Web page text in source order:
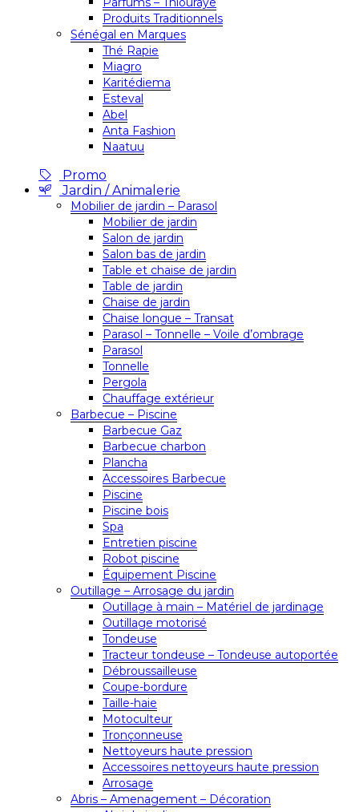
Produits Traditionnels
Sénégal en Marques
Thé Rapie
Miagro
Karitédiema
Esteval
Abel
Anta Fashion
Naatuu
Promo
Jardin / Animalerie
Mobilier de jardin – Parasol
Mobilier de jardin
Salon de jardin
Salon bas de jardin
Table et chaise de jardin
Table de jardin
Chaise de jardin
Chaise longue – Transat
Parasol – Tonnelle – Voile d’ombrage
Parasol
Tonnelle
Pergola
Chauffage extérieur
Barbecue – Piscine
Barbecue Gaz
Barbecue charbon
Plancha
Accessoires Barbecue
Piscine
Piscine bois
Spa
Entretien piscine
Robot piscine
Équipement Piscine
Outillage – Arrosage du jardin
Outillage à main – Matériel de jardinage
Outillage motorisé
Tondeuse
Tracteur tondeuse – Tondeuse autoportée
Débroussailleuse
Coupe-bordure
Taille-haie
Motoculteur
Tronçonneuse
Nettoyeurs haute pression
Accessoires nettoyeurs haute pression
Arrosage
Abris – Amenagement – Décoration